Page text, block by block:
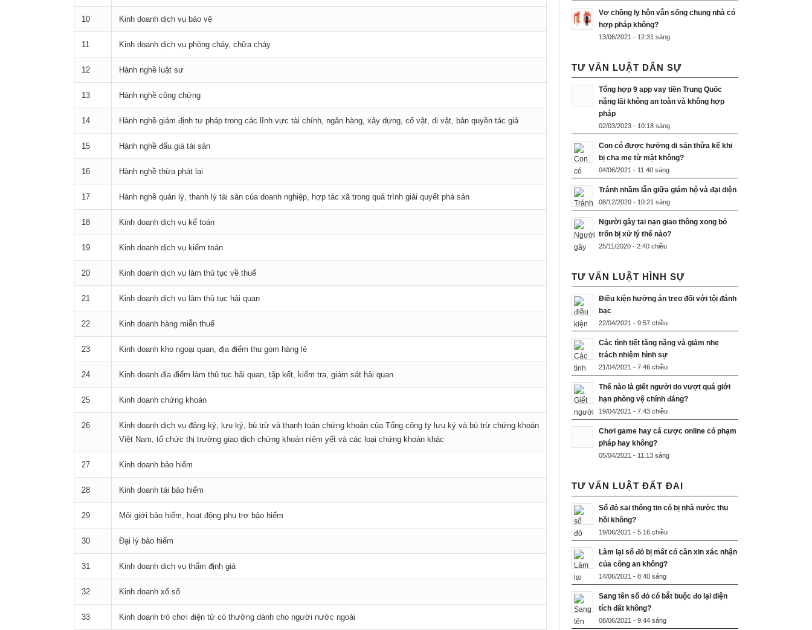
10 Kinh doanh dịch vụ bảo vệ
11 Kinh doanh dịch vụ phòng cháy, chữa cháy
12 Hành nghề luật sư
13 Hành nghề công chứng
14 Hành nghề giám định tư pháp trong các lĩnh vực tài chính, ngân hàng, xây dựng, cổ vật, di vật, bản quyền tác giả
15 Hành nghề đấu giá tài sản
16 Hành nghề thừa phát lại
17 Hành nghề quản lý, thanh lý tài sản của doanh nghiệp, hợp tác xã trong quá trình giải quyết phá sản
18 Kinh doanh dịch vụ kế toán
19 Kinh doanh dịch vụ kiểm toán
20 Kinh doanh dịch vụ làm thủ tục về thuế
21 Kinh doanh dịch vụ làm thủ tục hải quan
22 Kinh doanh hàng miễn thuế
23 Kinh doanh kho ngoại quan, địa điểm thu gom hàng lẻ
24 Kinh doanh địa điểm làm thủ tục hải quan, tập kết, kiểm tra, giám sát hải quan
25 Kinh doanh chứng khoán
26
Kinh doanh dịch vụ đăng ký, lưu ký, bù trừ và thanh toán chứng khoán của Tổng công ty lưu ký và bù trừ chứng khoán
Việt Nam, tổ chức thị trường giao dịch chứng khoán niêm yết và các loại chứng khoán khác
27 Kinh doanh bảo hiểm
28 Kinh doanh tái bảo hiểm
29 Môi giới bảo hiểm, hoạt động phụ trợ bảo hiểm
30 Đại lý bảo hiểm
31 Kinh doanh dịch vụ thẩm định giá
32 Kinh doanh xổ số
33 Kinh doanh trò chơi điện tử có thưởng dành cho người nước ngoài
Vợ chồng ly hôn vẫn sống chung nhà có
hợp pháp không?
13/06/2021 - 12:31 sáng
TƯ VẤN LUẬT DÂN SỰ
Tổng hợp 9 app vay tiền Trung Quốc
nặng lãi không an toàn và không hợp
pháp
02/03/2023 - 10:18 sáng
Con có được hưởng di sản thừa kế khi
bị cha mẹ từ mặt không?
04/06/2021 - 11:40 sáng
Tránh nhầm lẫn giữa giám hộ và đại diện
08/12/2020 - 10:21 sáng
Người gây tai nạn giao thông xong bỏ
trốn bị xử lý thế nào?
25/11/2020 - 2:40 chiều
TƯ VẤN LUẬT HÌNH SỰ
Điều kiện hưởng án treo đối với tội đánh
bạc
22/04/2021 - 9:57 chiều
Các tình tiết tăng nặng và giảm nhẹ
trách nhiệm hình sự
21/04/2021 - 7:46 chiều
Thế nào là giết người do vượt quá giới
hạn phòng vệ chính đáng?
19/04/2021 - 7:43 chiều
Chơi game hay cá cược online có phạm
pháp hay không?
05/04/2021 - 11:13 sáng
TƯ VẤN LUẬT ĐẤT ĐAI
Sổ đỏ sai thông tin có bị nhà nước thu
hồi không?
19/06/2021 - 5:16 chiều
Làm lại sổ đỏ bị mất có cần xin xác nhận
của công an không?
14/06/2021 - 8:40 sáng
Sang tên sổ đỏ có bắt buộc đo lại diện
tích đất không?
08/06/2021 - 9:44 sáng